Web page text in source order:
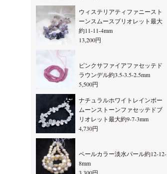
ウィステリアティファニースト
ーンスムースブリオレット最大
約11-11-4mm
13,200円
ピンクサファイアファセッテド
ラウンデル約3.5-3.5-2.5mm
5,500円
ナチュラルホワイトレインボー
ムーンストーンファセッテドブ
リオレット最大約9-7-3mm
4,730円
ペールカラー淡水パール約12-12-
8mm